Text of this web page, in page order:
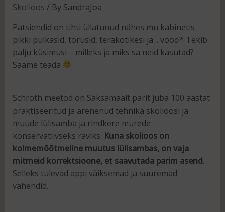
Skolioos / By SandraJoa
Patsiendid on tihti üllatunud nähes mu kabinetis
pikki pulkasid, torusid, terakotikesi ja .. vööd?! Tekib
palju küsimusi – milleks ja miks sa neid kasutad?
Saame teada
Schroth meetod on Saksamaalt pärit juba 100 aastat
praktiseeritud ja arenenud tehnika skolioosi ja
muude lülisamba ja rindkere murede
konservatiivseks raviks. Kuna skolioos on
kolmemõõtmeline muutus lülisambas, on vaja
mitmeid korrektsioone, et saavutada parim asend.
Selleks tulevad appi väiksemad ja suuremad
vahendid.